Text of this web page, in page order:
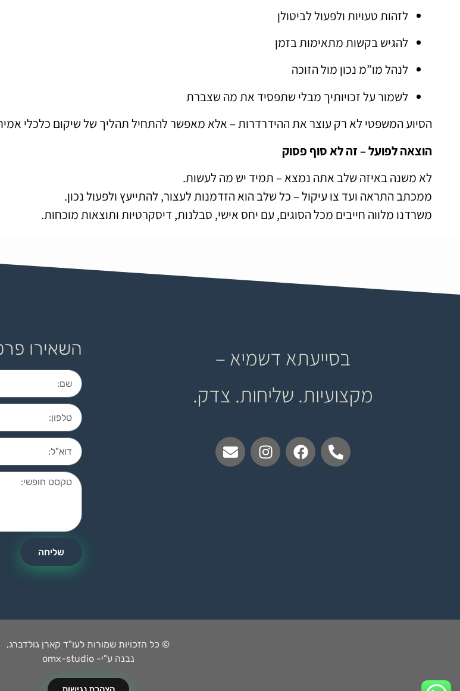
לזהות טעויות ולפעול לביטולן
להגיש בקשות מתאימות בזמן
לנהל מו”מ נכון מול הזוכה
לשמור על זכויותיך מבלי שתפסיד את מה שצברת
הסיוע המשפטי לא רק עוצר את ההידרדרות – אלא מאפשר להתחיל תהליך של שיקום כלכלי
הוצאה לפועל – זה לא סוף פסוק
לא משנה באיזה שלב אתה נמצא – תמיד יש מה לעשות.
ממכתב התראה ועד צו עיקול – כל שלב הוא הזדמנות לעצור, להתייעץ ולפעול נכון.
משרדנו מלווה חייבים מכל הסוגים, עם יחס אישי, סבלנות, דיסקרטיות ותוצאות מוכחות.
בסייעתא דשמיא –
מקצועיות. שליחות. צדק.
השאירו
שליחה
© כל הזכויות שמורות לעו"ד קארן גולדברג,
נבנה ע"י- omx-studio